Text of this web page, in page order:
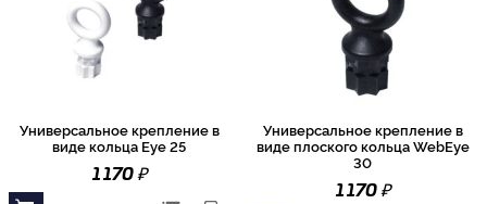
Универсальное крепление в
виде кольца Eye 25
1 170₽
Универсальное крепление в
виде плоского кольца WebEye
30
1 170₽